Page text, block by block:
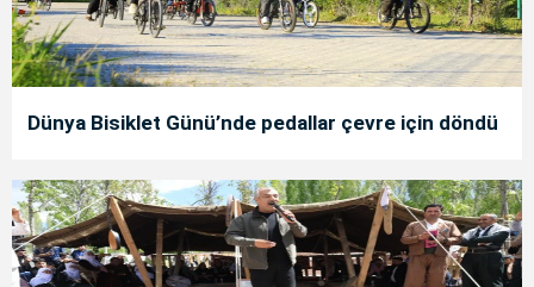
Dünya Bisiklet Günü’nde pedallar çevre için döndü